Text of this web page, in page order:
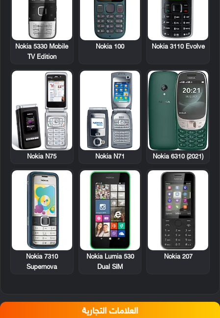
Nokia 3110 Evolve
Nokia 100
Nokia 5330 Mobile
TV Edition
Nokia 6310 (2021)
Nokia N71
Nokia N75
Nokia 207
Nokia Lumia 530
Dual SIM
Nokia 7310
Supernova
العلامات التجارية